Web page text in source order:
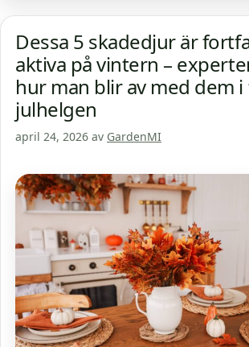
Dessa 5 skadedjur är
aktiva på vintern –
hur man blir av med dem
julhelgen
april 24, 2026 av GardenMI